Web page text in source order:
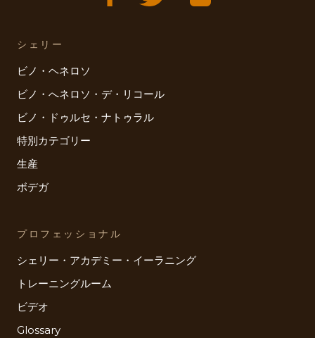
シェリー
ビノ・ヘネロソ
ビノ・へネロソ・デ・リコール
ビノ・ドゥルセ・ナトゥラル
特別カテゴリー
生産
ボデガ
プロフェッショナル
シェリー・アカデミー・イーラニング
トレーニングルーム
ビデオ
Glossary